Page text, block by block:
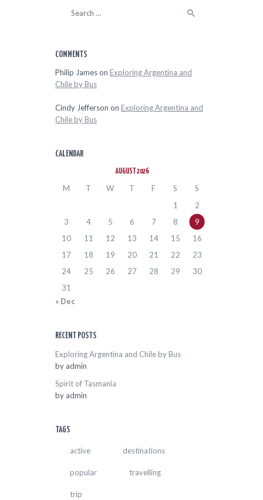
COMMENTS
Philip Jameson Exploring Argentina and
Chile by Bus
Cindy Jefferson on Exploring Argentina and
Chile by Bus
CALENDAR
AUGUST 2026
M T W T F S
S
1
2
3
4 5 6 7 8
9
10
11 12 13 14 15
16
17
18 19 20 21 22
23
24
25 26 27 28 29
30
31
« Dec
RECENT POSTS
Exploring Argentina and Chile by Bus
by admin
Spirit of Tasmania
by admin
TAGS
active destinations
popular travelling
trip